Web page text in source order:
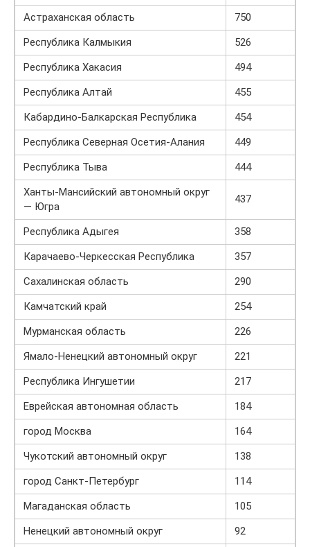
Астраханская область
750
Республика Калмыкия
526
Республика Хакасия
494
Республика Алтай
455
Кабардино-Балкарская Республика
454
Республика Северная Осетия-Алания
449
Республика Тыва
444
Ханты-Мансийский автономный округ
— Югра
437
Республика Адыгея
358
Карачаево-Черкесская Республика
357
Сахалинская область
290
Камчатский край
254
Мурманская область
226
Ямало-Ненецкий автономный округ
221
Республика Ингушетии
217
Еврейская автономная область
184
город Москва
164
Чукотский автономный округ
138
город Санкт-Петербург
114
Магаданская область
105
Ненецкий автономный округ
92